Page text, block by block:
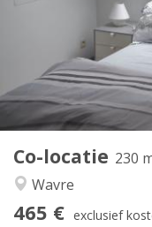
Co-locatie 230
Wavre
465 € exclusief
Ernstig,